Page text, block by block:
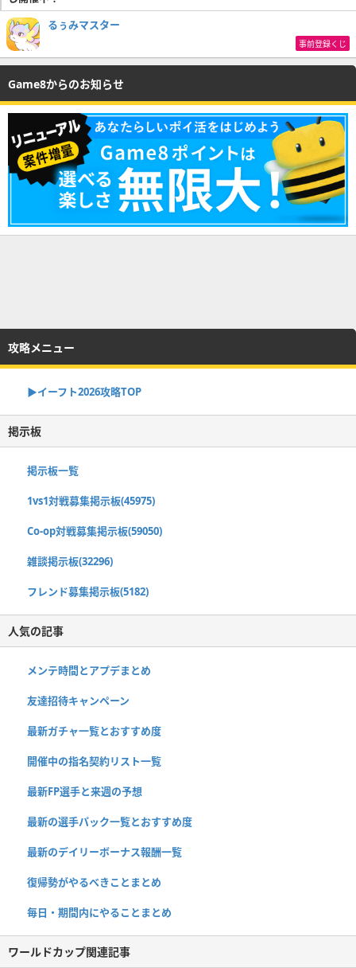
るぅみマスター
事前登録くじ
Game8からのお知らせ
攻略メニュー
▶イーフト2026攻略TOP
掲示板
掲示板一覧
1vs1対戦募集掲示板(45975)
Co-op対戦募集掲示板(59050)
雑談掲示板(32296)
フレンド募集掲示板(5182)
人気の記事
メンテ時間とアプデまとめ
友達招待キャンペーン
最新ガチャ一覧とおすすめ度
開催中の指名契約リスト一覧
最新FP選手と来週の予想
最新の選手パック一覧とおすすめ度
最新のデイリーボーナス報酬一覧
復帰勢がやるべきことまとめ
毎日・期間内にやることまとめ
ワールドカップ関連記事